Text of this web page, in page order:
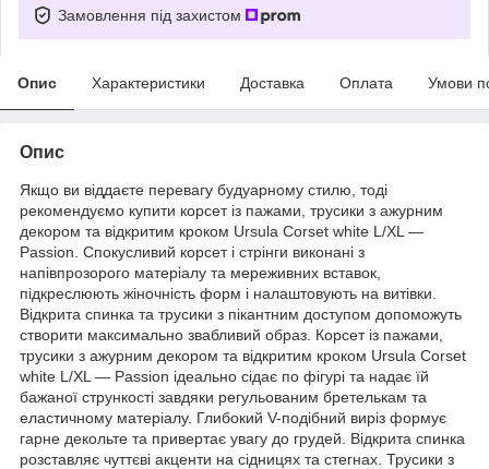
Замовлення під захистом
Опис Характеристики Доставка Оплата Умови
Опис
Якщо ви віддаєте перевагу будуарному стилю, тоді
рекомендуємо купити корсет із пажами, трусики з ажурним
декором та відкритим кроком Ursula Corset white L/XL —
Passion. Спокусливий корсет і стрінги виконані з
напівпрозорого матеріалу та мереживних вставок,
підкреслюють жіночність форм і налаштовують на витівки.
Відкрита спинка та трусики з пікантним доступом допоможуть
створити максимально звабливий образ. Корсет із пажами,
трусики з ажурним декором та відкритим кроком Ursula Corset
white L/XL — Passion ідеально сідає по фігурі та надає їй
бажаної стрункості завдяки регульованим бретелькам та
еластичному матеріалу. Глибокий V-подібний виріз формує
гарне декольте та привертає увагу до грудей. Відкрита спинка
розставляє чуттєві акценти на сідницях та стегнах. Трусики з